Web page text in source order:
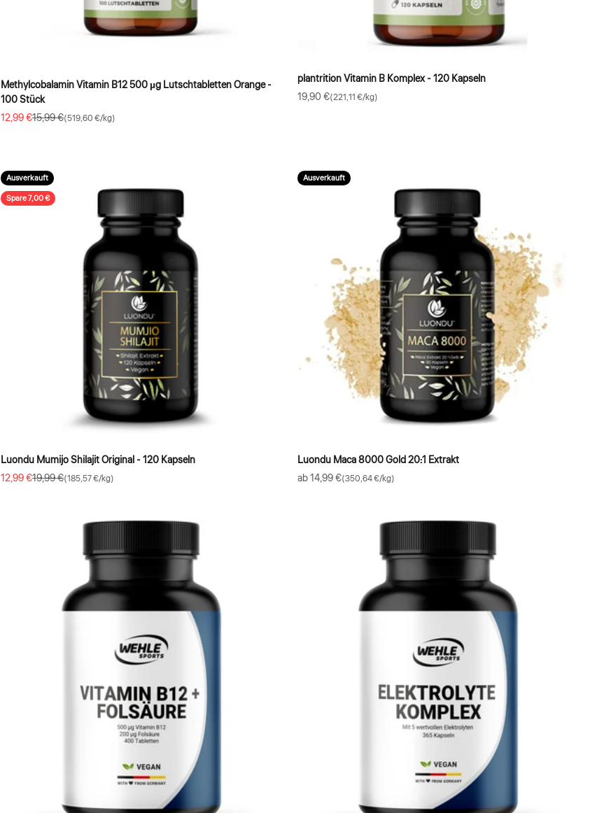
Methylcobalamin Vitamin B12 500 µg Lutschtabletten Orange -
100 Stück
Angebot
12,99 €Regulärer Preis
15,99 €(519,60 €/kg)
plantrition Vitamin B Komplex - 120 Kapseln
Angebot
19,90 €(221,11 €/kg)
Ausverkauft
Spare 7,00 €
Luondu Mumijo Shilajit Original - 120 Kapseln
Angebot
12,99 €Regulärer Preis
19,99 €(185,57 €/kg)
Ausverkauft
Luondu Maca 8000 Gold 20:1 Extrakt
Angebot
ab 14,99 €(350,64 €/kg)